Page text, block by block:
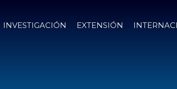
INVESTIGACIÓN EXTENSIÓN